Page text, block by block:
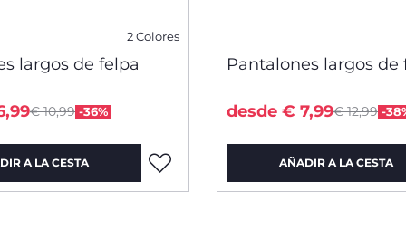
2 Colores
largos de felpa
Price reduced from
€ 10,99 -36%
to
A LA CESTA
Pantalones largos de
Price
€ 12,99 -
to
desde € 7,99
AÑADIR A LA CESTA